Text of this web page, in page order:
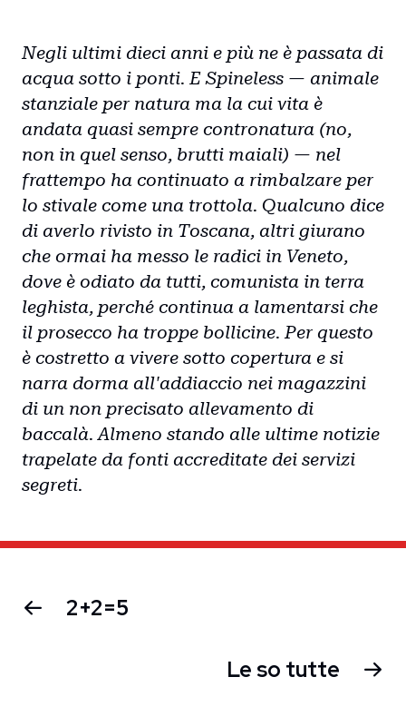
Negli ultimi dieci anni e più ne è passata di
acqua sotto i ponti. E Spineless — animale
stanziale per natura ma la cui vita è
andata quasi sempre contronatura (no,
non in quel senso, brutti maiali) — nel
frattempo ha continuato a rimbalzare per
lo stivale come una trottola. Qualcuno dice
di averlo rivisto in Toscana, altri giurano
che ormai ha messo le radici in Veneto,
dove è odiato da tutti, comunista in terra
leghista, perché continua a lamentarsi che
il prosecco ha troppe bollicine. Per questo
è costretto a vivere sotto copertura e si
narra dorma all'addiaccio nei magazzini
di un non precisato allevamento di
baccalà. Almeno stando alle ultime notizie
trapelate da fonti accreditate dei servizi
segreti.
2+2=5
Le so tutte